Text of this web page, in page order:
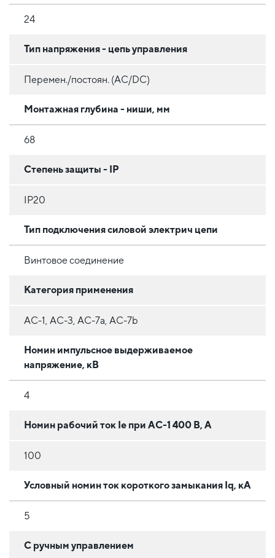
24
Тип напряжения - цепь управления
Перемен./постоян. (AC/DC)
Монтажная глубина - ниши, мм
68
Степень защиты - IP
IP20
Тип подключения силовой электрич цепи
Винтовое соединение
Категория применения
АС-1, АС-3, АС-7а, АС-7b
Номин импульсное выдерживаемое
напряжение, кВ
4
Номин рабочий ток Ie при AC-1 400 В, А
100
Условный номин ток короткого замыкания Iq, кА
5
С ручным управлением